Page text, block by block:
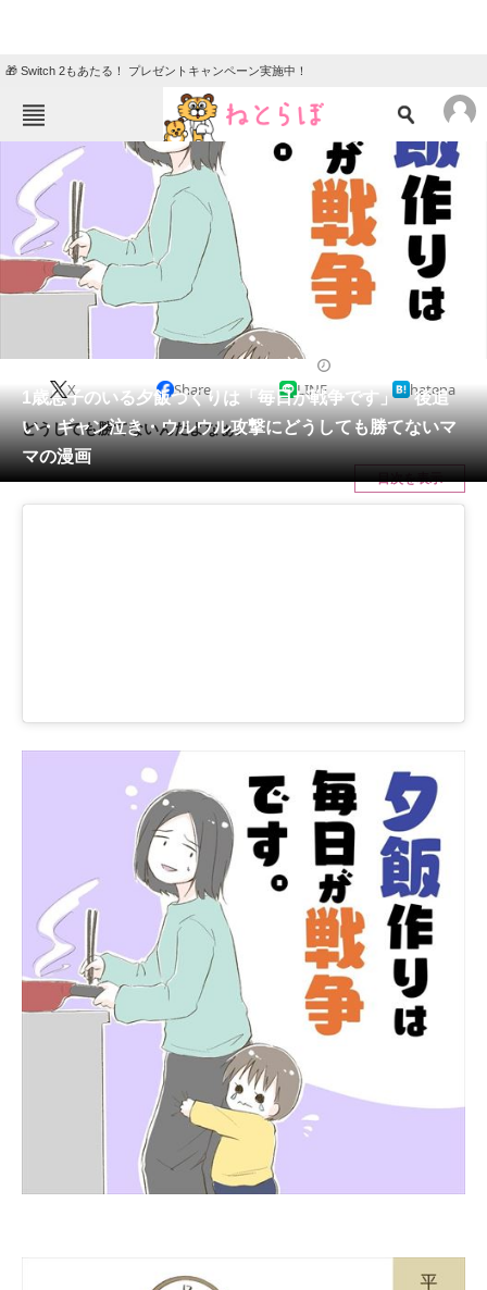
🎁 Switch 2もあたる！ プレゼントキャンペーン実施中！
ねとらぼメニュー
TOP
エンタメ
グルメ
教育・育児
リサーチ
会員記事
メディア
注目記事を集めた総合ページ
ビジネスと働き方のヒント
AI活用のいまが分かる
企業ITのトレンドを詳説
経営リーダーのコミュニティ
マーケ×ITの今がよく分かる
ITエンジニア向け専門サイト
企業向けIT製品の総合サイト
IT製品の技術・比較・事例
製造業のIT導入・活用を支援
モノづくり技術者専門サイト
エレクトロニクス専門サイト
エネルギーの専門メディア
1歳息子のいる夕飯づくりは「毎日が戦争です」 後追
い・ギャン泣き・ウルウル攻撃にどうしても勝てないマ
マの漫画
X Share LINE hatena
どうしても勝てないんだよなぁ。
目次を表示